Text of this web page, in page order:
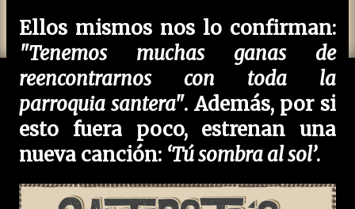
Ellos mismos nos lo confirman:
"Tenemos muchas ganas de
reencontrarnos con toda la
parroquia santera". Además, por si
esto fuera poco, estrenan una
nueva canción: ‘Tú sombra al sol’.